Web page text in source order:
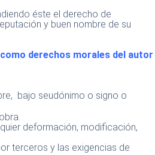
éste el derecho de
y buen nombre de su
derechos morales del autor
bajo seudónimo o signo o
deformación, modificación,
terceros y las exigencias de